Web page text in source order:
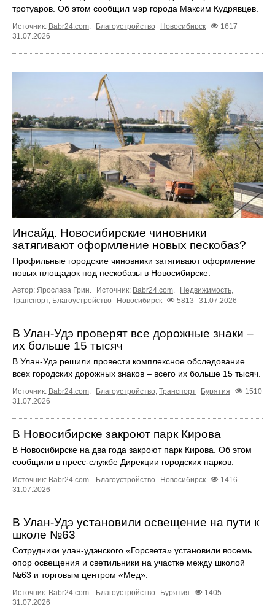
тротуаров. Об этом сообщил мэр города Максим Кудрявцев.
Источник: Babr24.com. Благоустройство Новосибирск
1617
31.07.2026
Инсайд. Новосибирские чиновники
затягивают оформление новых пескобаз?
Профильные городские чиновники затягивают оформление
новых площадок под пескобазы в Новосибирске.
Автор: Ярослава Грин. Источник: Babr24.com. Недвижимость,
Транспорт, Благоустройство Новосибирск 5813 31.07.2026
В Улан-Удэ проверят все дорожные знаки –
их больше 15 тысяч
В Улан-Удэ решили провести комплексное обследование
всех городских дорожных знаков – всего их больше 15 тысяч.
Источник: Babr24.com. Благоустройство, Транспорт Бурятия
1510
31.07.2026
В Новосибирске закроют парк Кирова
В Новосибирске на два года закроют парк Кирова. Об этом
сообщили в пресс-службе Дирекции городских парков.
Источник: Babr24.com. Благоустройство Новосибирск
1416
31.07.2026
В Улан-Удэ установили освещение на пути к
школе №63
Сотрудники улан-удэнского «Горсвета» установили восемь
опор освещения и светильники на участке между школой
№63 и торговым центром «Мед».
Источник: Babr24.com. Благоустройство Бурятия
1405
31.07.2026